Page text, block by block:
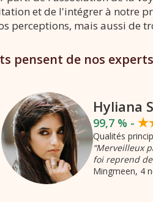
et de l'intégrer à notre
perceptions, mais aussi
pensent de nos
Hyliana
99,7 % -
Qualités
“Merveilleux
foi reprend
Mingmeen, 4